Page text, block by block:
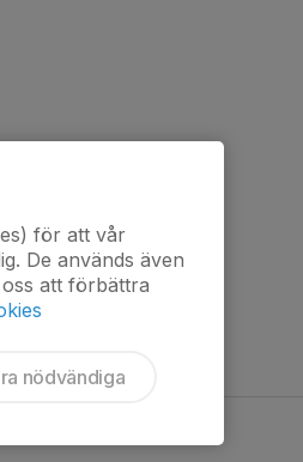
för att vår
De används även
att förbättra
nödvändiga